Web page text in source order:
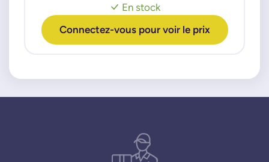
En stock
Connectez-vous pour voir le prix